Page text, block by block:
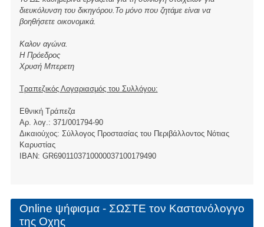
διευκόλυνση του δικηγόρου.Το μόνο που ζητάμε είναι να
βοηθήσετε οικονομικά.
Καλον αγώνα.
Η Πρόεδρος
Χρυσή Μπερετη
Τραπεζικός Λογαριασμός του Συλλόγου:
Εθνική Τράπεζα
Αρ. λογ.: 371/001794-90
Δικαιούχος: Σύλλογος Προστασίας του Περιβάλλοντος Νότιας
Καρυστίας
ΙBAN: GR6901103710000037100179490
Online ψήφισμα - ΣΩΣΤΕ τον Καστανόλογγο
της Οχης